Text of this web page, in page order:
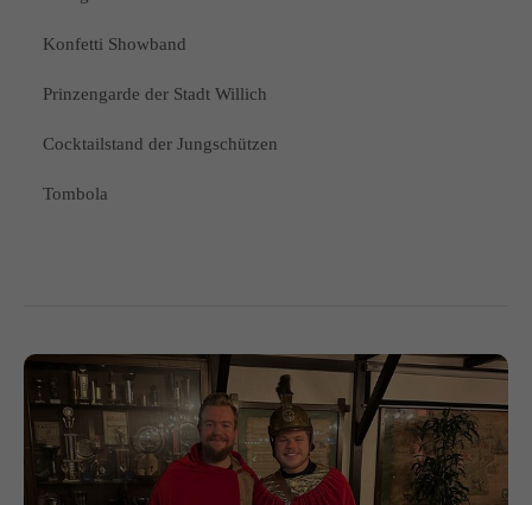
Konfetti Showband
Prinzengarde der Stadt Willich
Cocktailstand der Jungschützen
Tombola